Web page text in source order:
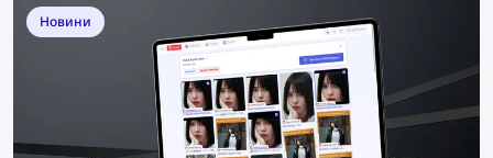
Новини